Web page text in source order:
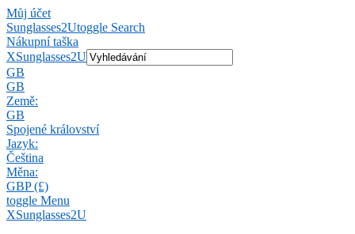
Můj účet
Sunglasses2Utoggle Search
Nákupní taška
XSunglasses2U
GB
GB
Země:
GB
Spojené království
Jazyk:
Čeština
Měna:
GBP (£)
toggle Menu
XSunglasses2U